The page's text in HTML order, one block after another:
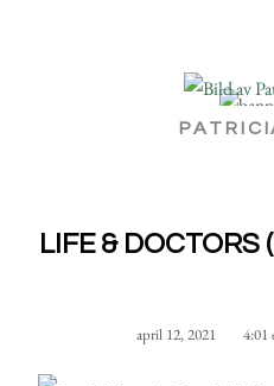
LIFE & DOCTORS
april 12, 2021 4:01